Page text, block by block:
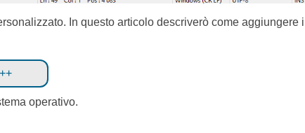
In questo articolo descriverò come aggiungere
operativo.